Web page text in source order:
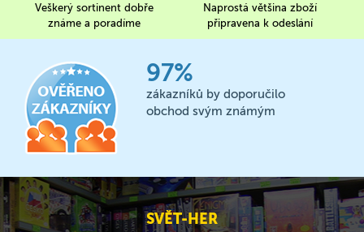
Veškerý sortinent dobře
známe a poradíme
Naprostá většina zboží
připravena k odeslání
97%
zákazníků by doporučilo
obchod svým známým
SVĚT-HER